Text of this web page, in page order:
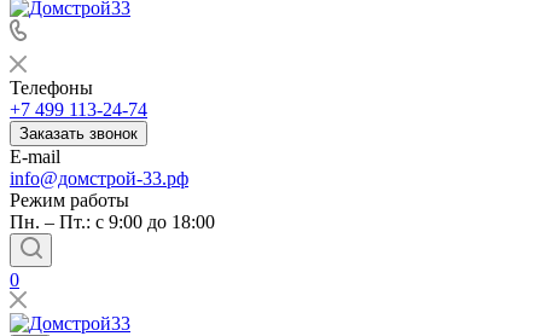
Телефоны
+7 499 113-24-74
Заказать звонок
E-mail
info@домстрой-33.рф
Режим работы
Пн. – Пт.: с 9:00 до 18:00
0